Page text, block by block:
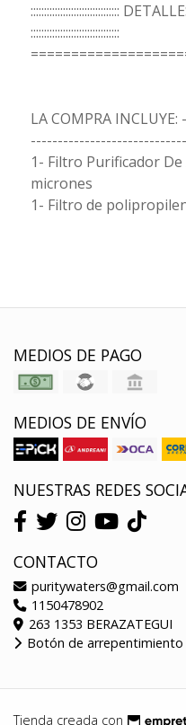
:::::::::::::::::::::::::::::::::
:::::::::::::::::::::::::::::::::
LA COMPRA
-----------------------------
1- Filtro Purificador
micrones
1- Filtro de
MEDIOS DE PAGO
MEDIOS DE ENVÍO
NUESTRAS REDES
CONTACTO
puritywaters@gmail.com
1150478902
263 1353 BERAZATEGUI
Botón de arrepentimiento
Tienda creada con